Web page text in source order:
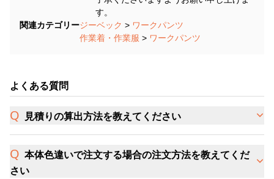
す。
関連カテゴリージーベック > ワークパンツ
作業着・作業服 > ワークパンツ
よくある質問
見積りの算出方法を教えてください
本体色違いで注文する場合の注文方法を教えてくだ
さい